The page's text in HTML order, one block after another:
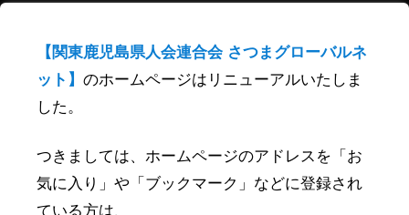
【関東鹿児島県人会連合会 さつまグローバルネ
ット】 のホームページはリニューアルいたしま
した。
つきましては、ホームページのアドレスを「お
気に入り」や「ブックマーク」などに登録され
ている方は、
鹿児島出身者の告知
鹿児島関係のevent